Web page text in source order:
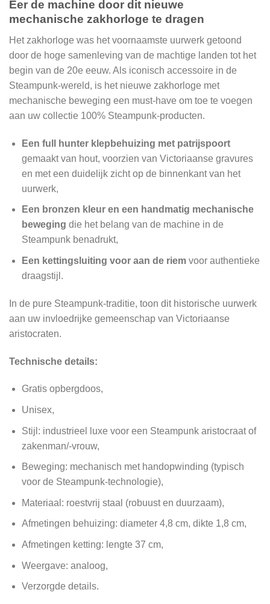
Eer de machine door dit nieuwe
mechanische zakhorloge te dragen
Het zakhorloge was het voornaamste uurwerk getoond
door de hoge samenleving van de machtige landen tot het
begin van de 20e eeuw. Als iconisch accessoire in de
Steampunk-wereld, is het nieuwe zakhorloge met
mechanische beweging een must-have om toe te voegen
aan uw collectie 100% Steampunk-producten.
Een full hunter klepbehuizing met patrijspoort
gemaakt van hout, voorzien van Victoriaanse gravures
en met een duidelijk zicht op de binnenkant van het
uurwerk,
Een bronzen kleur en een handmatig mechanische
beweging die het belang van de machine in de
Steampunk benadrukt,
Een kettingsluiting voor aan de riemvoor authentieke
draagstijl.
In de pure Steampunk-traditie, toon dit historische uurwerk
aan uw invloedrijke gemeenschap van Victoriaanse
aristocraten.
Technische details:
Gratis opbergdoos,
Unisex,
Stijl: industrieel luxe voor een Steampunk aristocraat of
zakenman/-vrouw,
Beweging: mechanisch met handopwinding (typisch
voor de Steampunk-technologie),
Materiaal: roestvrij staal (robuust en duurzaam),
Afmetingen behuizing: diameter 4,8 cm, dikte 1,8 cm,
Afmetingen ketting: lengte 37 cm,
Weergave: analoog,
Verzorgde details.